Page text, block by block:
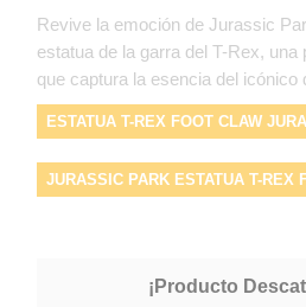
Revive la emoción de Jurassic
estatua de la garra del T-Rex,
que captura la esencia del icónico
ESTATUA T-REX FOOT CLAW
JURASSIC PARK ESTATUA T-REX
¡Producto